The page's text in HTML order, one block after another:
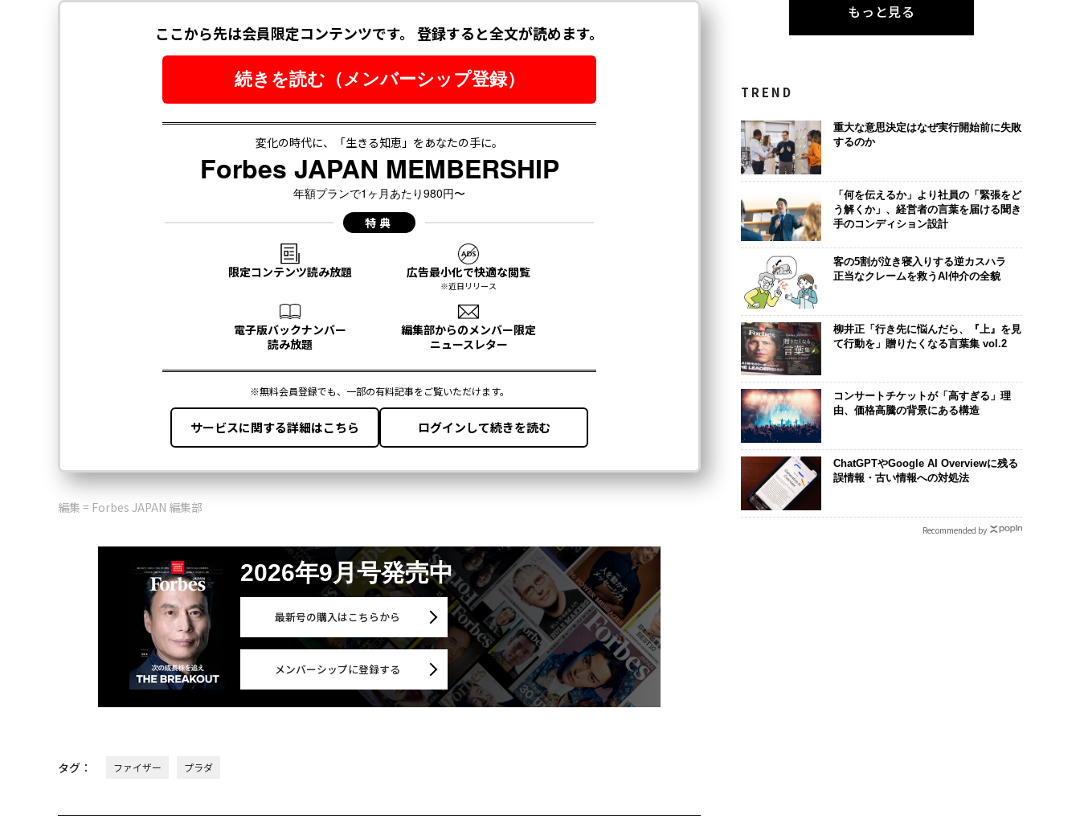
編集 = Forbes JAPAN 編集部
2026年9月号発売中
最新号の購入はこちらから
メンバーシップに登録する
タグ： ファイザー プラダ
もっと見る
TREND
重大な意思決定はなぜ実行開始前に失敗
するのか
「何を伝えるか」より社員の「緊張をど
う解くか」、経営者の言葉を届ける聞き
手のコンディション設計
客の5割が泣き寝入りする逆カスハラ
正当なクレームを救うAI仲介の全貌
柳井正「行き先に悩んだら、『上』を見
て行動を」贈りたくなる言葉集 vol.2
コンサートチケットが「高すぎる」理
由、価格高騰の背景にある構造
ChatGPTやGoogle AI Overviewに残る
誤情報・古い情報への対処法
Recommended by